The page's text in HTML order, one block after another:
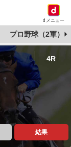
dメニュー
プロ野球（2軍）
4R
結果